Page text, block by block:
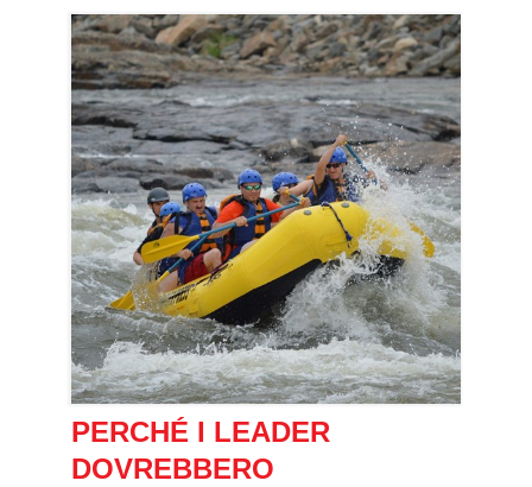
PERCHÉ I LEADER
DOVREBBERO